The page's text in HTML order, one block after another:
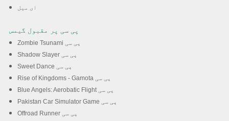
ای میل
پی سی پر مقبول گیمس
Zombie Tsunami پی سی
Shadow Slayer پی سی
Sweet Dance پی سی
Rise of Kingdoms - Gamota پی سی
Blue Angels: Aerobatic Flight پی سی
Pakistan Car Simulator Game پی سی
Offroad Runner پی سی